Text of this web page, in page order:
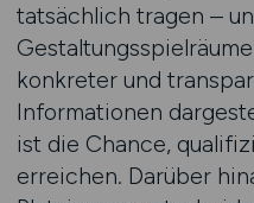
tatsächlich tragen –
konkreter und
Informationen
ist die Chance,
erreichen. Darüber